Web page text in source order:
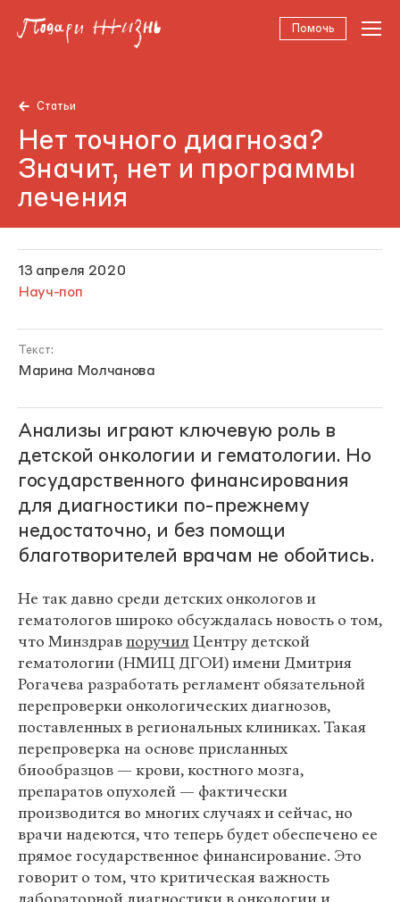
Помочь
Статьи
Нет точного диагноза?
Значит, нет и программы
лечения
13 апреля 2020
Науч-поп
Текст:
Марина Молчанова
Анализы играют ключевую роль в
детской онкологии и гематологии. Но
государственного финансирования
для диагностики по-прежнему
недостаточно, и без помощи
благотворителей врачам не обойтись.
Не так давно среди детских онкологов и
гематологов широко обсуждалась новость о том,
что МинздравпоручилЦентру детской
гематологии (НМИЦ ДГОИ) имени Дмитрия
Рогачева разработать регламент обязательной
перепроверки онкологических диагнозов,
поставленных в региональных клиниках. Такая
перепроверка на основе присланных
биообразцов — крови, костного мозга,
препаратов опухолей — фактически
производится во многих случаях и сейчас, но
врачи надеются, что теперь будет обеспечено ее
прямое государственное финансирование. Это
говорит о том, что критическая важность